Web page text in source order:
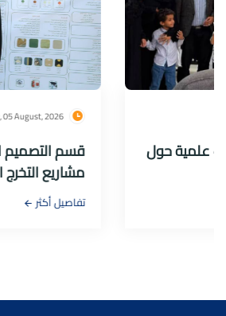
Wednesday, 05 August, 2026
قسم التصميم الداخلي يناقش
مشاريع التخرج الإبداعية لطلبة